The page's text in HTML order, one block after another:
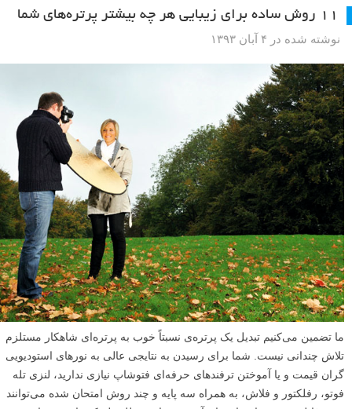
۱۱ روش ساده‌ برای زیبایی هر چه بیشتر پرتره‌های شما
نوشته شده در ۴ آبان ۱۳۹۳
ما تضمین می‌کنیم تبدیل یک پرتره‌ی نسبتاً خوب به پرتره‌ای شاهکار مستلزم
تلاش چندانی نیست. شما برای رسیدن به نتایجی عالی به نورهای استودیویی
گران قیمت و یا آموختن ترفند‌های حرفه‌ای فتوشاپ نیازی ندارید، لنزی تله
فوتو، رفلکتور و فلاش، به همراه سه پایه و چند روش امتحان شده می‌توانند